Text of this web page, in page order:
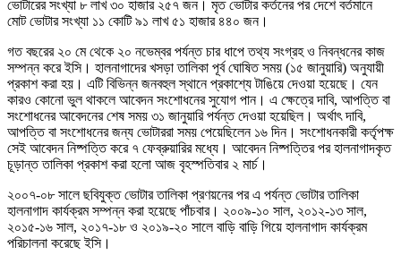
ভোটারের সংখ্যা ৮ লাখ ৩০ হাজার ২৫৭ জন। মৃত ভোটার কর্তনের পর দেশে বর্তমানে
মোট ভোটার সংখ্যা ১১ কোটি ৯১ লাখ ৫১ হাজার ৪৪০ জন।
গত বছরের ২০ মে থেকে ২০ নভেম্বর পর্যন্ত চার ধাপে তথ্য সংগ্রহ ও নিবন্ধনের কাজ
সম্পন্ন করে ইসি। হালনাগাদের খসড়া তালিকা পূর্ব ঘোষিত সময় (১৫ জানুয়ারি) অনুযায়ী
প্রকাশ করা হয়। এটি বিভিন্ন জনবহুল স্থানে প্রকাশ্যে টাঙিয়ে দেওয়া হয়েছে। যেন
কারও কোনো ভুল থাকলে আবেদন সংশোধনের সুযোগ পান। এ ক্ষেত্রে দাবি, আপত্তি বা
সংশোধনের আবেদনের শেষ সময় ৩১ জানুয়ারি পর্যন্ত দেওয়া হয়েছিল। অর্থাৎ দাবি,
আপত্তি বা সংশোধনের জন্য ভোটাররা সময় পেয়েছিলেন ১৬ দিন। সংশোধনকারী কর্তৃপক্ষ
সেই আবেদন নিষ্পত্তি করে ৭ ফেব্রুয়ারির মধ্যে। আবেদন নিষ্পত্তির পর হালনাগাদকৃত
চূড়ান্ত তালিকা প্রকাশ করা হলো আজ বৃহস্পতিবার ২ মার্চ।
২০০৭-০৮ সালে ছবিযুক্ত ভোটার তালিকা প্রণয়নের পর এ পর্যন্ত ভোটার তালিকা
হালনাগাদ কার্যক্রম সম্পন্ন করা হয়েছে পাঁচবার। ২০০৯-১০ সাল, ২০১২-১৩ সাল,
২০১৫-১৬ সাল, ২০১৭-১৮ ও ২০১৯-২০ সালে বাড়ি বাড়ি গিয়ে হালনাগাদ কার্যক্রম
পরিচালনা করেছে ইসি।